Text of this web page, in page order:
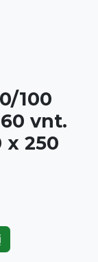
100
vnt.
x 250